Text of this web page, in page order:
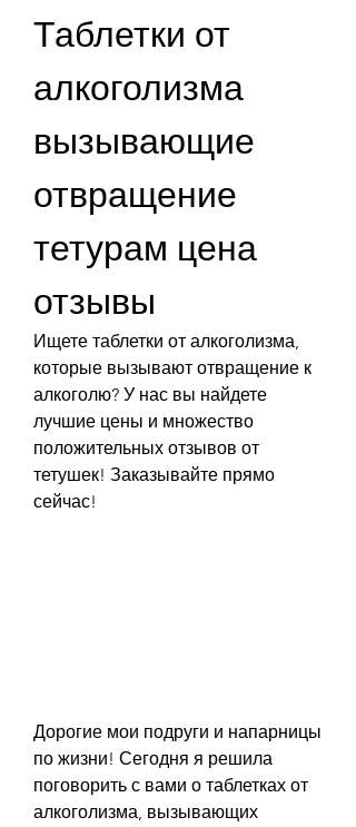
Таблетки от
алкоголизма
вызывающие
отвращение
тетурам цена
отзывы
Ищете таблетки от алкоголизма,
которые вызывают отвращение к
алкоголю? У нас вы найдете
лучшие цены и множество
положительных отзывов от
тетушек! Заказывайте прямо
сейчас!
Дорогие мои подруги и напарницы
по жизни! Сегодня я решила
поговорить с вами о таблетках от
алкоголизма, вызывающих